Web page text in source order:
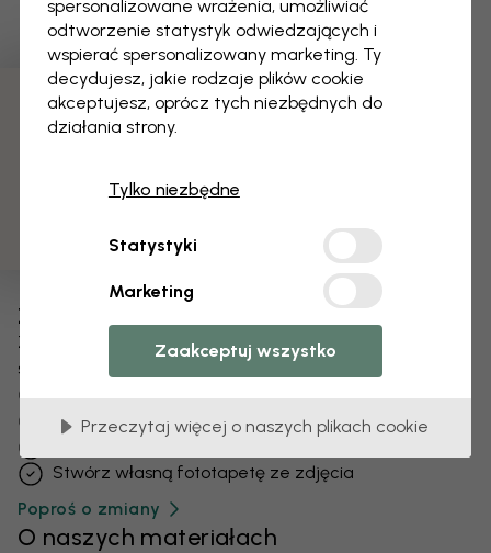
Zmień swoją tapetę
Zespół projektantów dostosuje każdy motyw
specjalnie dla Ciebie.
Zmień rozmiar lub kolory
Dodaj lub usuń obiekt
Stwórz własną fototapetę ze zdjęcia
Poproś o zmiany
O naszych materiałach
spersonalizowane wrażenia, umożliwiać
odtworzenie statystyk odwiedzających i
wspierać spersonalizowany marketing. Ty
decydujesz, jakie rodzaje plików cookie
akceptujesz, oprócz tych niezbędnych do
działania strony.
Tylko niezbędne
Statystyki
Marketing
Zaakceptuj wszystko
Przeczytaj więcej o naszych plikach cookie